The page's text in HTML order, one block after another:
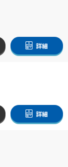
詳細
詳細